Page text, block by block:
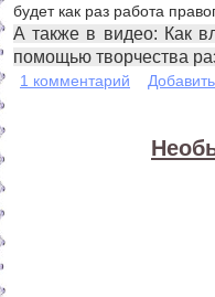
будет как раз работа
А также в видео: Как
помощью творчества
1 комментарий